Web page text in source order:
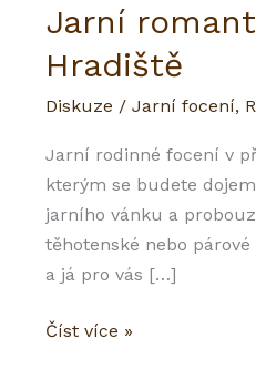
Jarní
Hradiště
Diskuze / Jarní focení,
Jarní rodinné focení v
kterým se budete
jarního vánku a
těhotenské nebo
a já pro vás […]
Číst více »